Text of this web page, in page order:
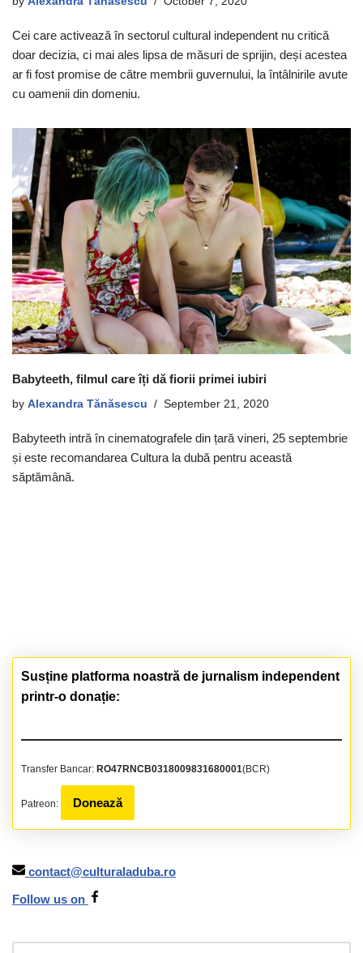
Cei care activează în sectorul cultural independent nu critică
doar decizia, ci mai ales lipsa de măsuri de sprijin, deși acestea
ar fi fost promise de către membrii guvernului, la întâlnirile avute
cu oamenii din domeniu.
Babyteeth, filmul care îți dă fiorii primei iubiri
by Alexandra Tănăsescu September 21, 2020
Babyteeth intră în cinematografele din țară vineri, 25 septembrie
și este recomandarea Cultura la dubă pentru această
săptămână.
Susține platforma noastră de jurnalism independent
printr-o donație:
Transfer Bancar: RO47RNCB0318009831680001(BCR)
Patreon: Donează
contact@culturaladuba.ro
Follow us on